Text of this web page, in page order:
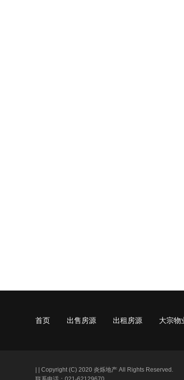
首页 出售房源 出租房源 大宗物
Copyright (C) 2020 炎烁地产 All Rights Reserved.